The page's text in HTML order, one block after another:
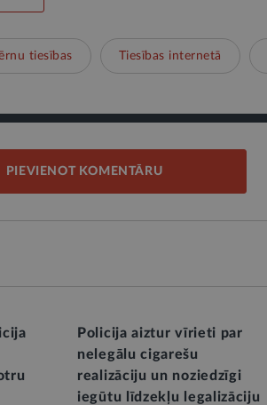
tiesības Tiesības internetā
PIEVIENOT KOMENTĀRU
Policija aiztur vīrieti par
nelegālu cigarešu
realizāciju un noziedzīgi
iegūtu līdzekļu legalizāciju